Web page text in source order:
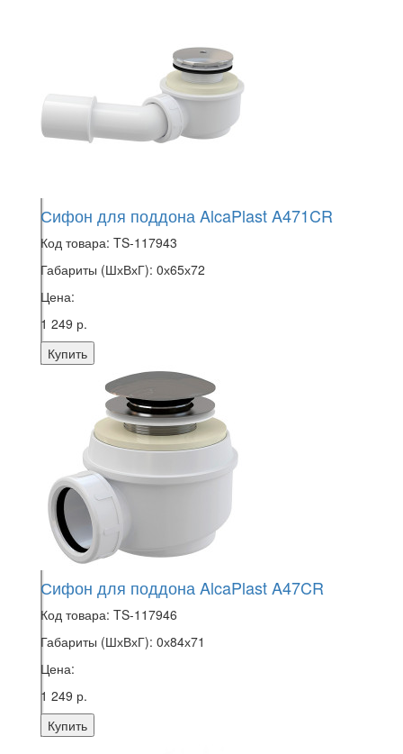
Сифон для поддона AlcaPlast A471CR
Код товара: TS-117943
Габариты (ШхВхГ): 0х65х72
Цена:
1 249 р.
Купить
Сифон для поддона AlcaPlast A47CR
Код товара: TS-117946
Габариты (ШхВхГ): 0х84х71
Цена:
1 249 р.
Купить